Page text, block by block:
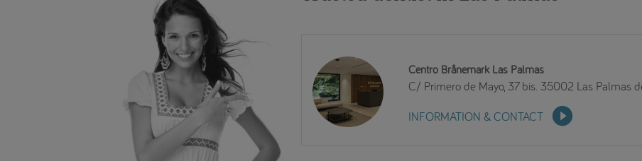
Centro Brånemark Las Palmas
C/ Primero de Mayo, 37 bis. 35002 Las Palmas
INFORMATION & CONTACT